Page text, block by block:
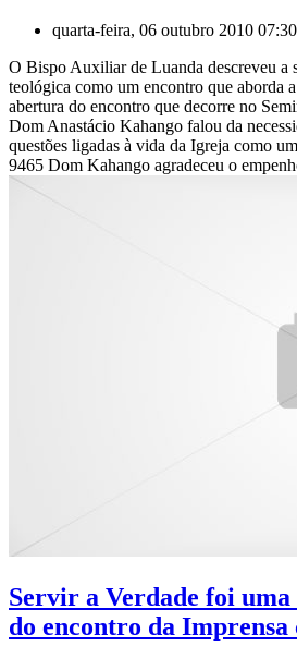
quarta-feira, 06 outubro 2010 07:30
O Bispo Auxiliar de Luanda descreveu a
teológica como um encontro que aborda
abertura do encontro que decorre no
Dom Anastácio Kahango falou da
questões ligadas à vida da Igreja como
9465 Dom Kahango agradeceu o
Servir a Verdade foi uma
do encontro da Imprensa